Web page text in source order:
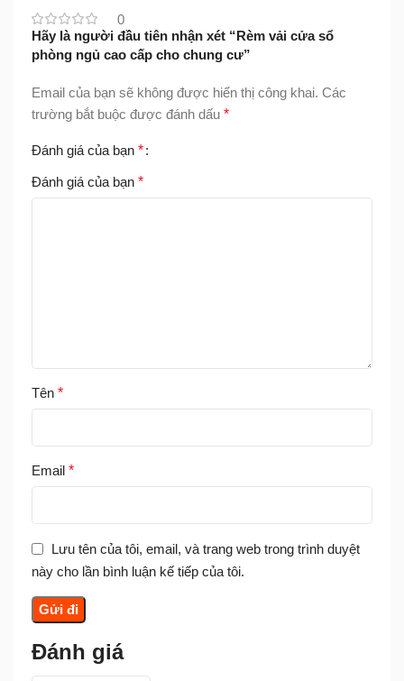
0
Đánh giá
Hãy là người đầu tiên nhận xét “Rèm vải cửa sổ
phòng ngủ cao cấp cho chung cư”
Email của bạn sẽ không được hiển thị công khai. Các
trường bắt buộc được đánh dấu *
Đánh giá của bạn *
Đánh giá của bạn *
Tên *
Email *
Lưu tên của tôi, email, và trang web trong trình duyệt
này cho lần bình luận kế tiếp của tôi.